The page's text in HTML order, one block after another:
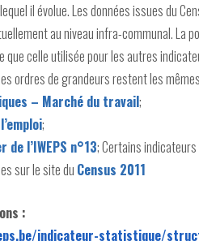
il évolue. Les données issues du
au niveau infra-communal. La
que celle utilisée pour les autres
ordres de grandeurs restent les
– Marché du travail;
;
de l’IWEPS n°13; Certains
sur le site du Census 2011
:
indicateur-statistique/